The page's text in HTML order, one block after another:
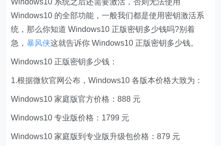
Windows10 系统之后还需要激活，否则无法使用
Windows10 的全部功能，一般我们都是使用密钥激活系
统，那么你知道 Windows10 正版密钥多少钱吗?别着
急，暴风侠这就告诉你 Windows10 正版密钥多少钱。
Windows10 正版密钥多少钱：
1.根据微软官网公布，Windows10 各版本价格大致为：
Windows10 家庭版官方价格：888 元
Windows10 专业版价格：1799 元
Windows10 家庭版到专业版升级包价格：879 元